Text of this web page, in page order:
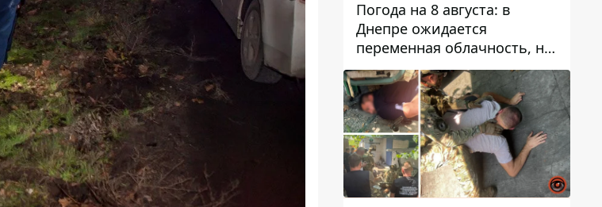
Погода на 8 августа: в
Днепре ожидается
переменная облачность, но
может пойти дождь